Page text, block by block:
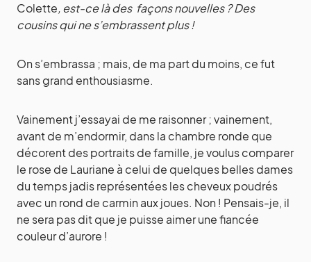
Colette, est-ce là des façons nouvelles ? Des
cousins qui ne s’embrassent plus !
On s’embrassa ; mais, de ma part du moins, ce fut
sans grand enthousiasme.
Vainement j’essayai de me raisonner ; vainement,
avant de m’endormir, dans la chambre ronde que
décorent des portraits de famille, je voulus comparer
le rose de Lauriane à celui de quelques belles dames
du temps jadis représentées les cheveux poudrés
avec un rond de carmin aux joues. Non ! Pensais-je, il
ne sera pas dit que je puisse aimer une fiancée
couleur d’aurore !